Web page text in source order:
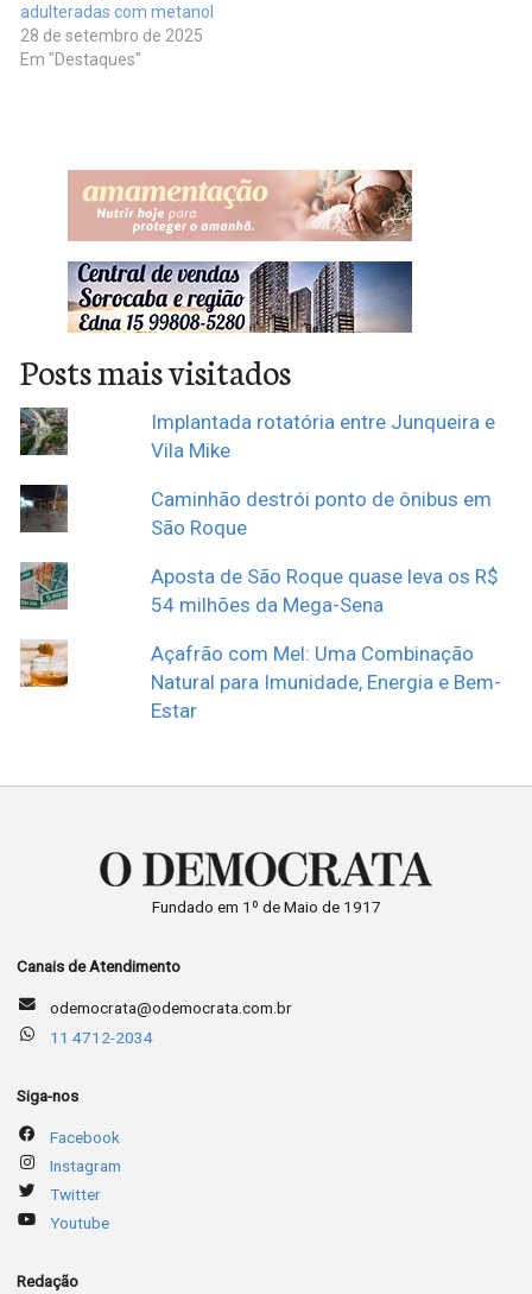
adulteradas com metanol
28 de setembro de 2025
Em "Destaques"
Posts mais visitados
Implantada rotatória entre Junqueira e
Vila Mike
Caminhão destrói ponto de ônibus em
São Roque
Aposta de São Roque quase leva os R$
54 milhões da Mega-Sena
Açafrão com Mel: Uma Combinação
Natural para Imunidade, Energia e Bem-
Estar
Fundado em 1º de Maio de 1917
Canais de Atendimento
odemocrata@odemocrata.com.br
11 4712-2034
Siga-nos
Facebook
Instagram
Twitter
Youtube
Redação